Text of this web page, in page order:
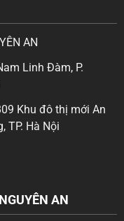
AN
Linh Đàm, P.
Khu đô thị mới An
TP. Hà Nội
AN